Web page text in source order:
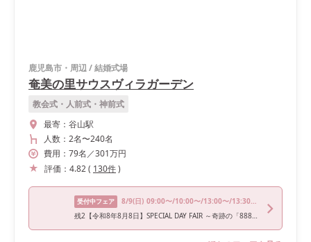
鹿児島市・周辺/結婚式場
奄美の里サウスヴィラガーデン
教会式・人前式・神前式
最寄： 谷山駅
人数： 2名〜240名
費用： 79名 ／301万円
評価： 4.82( 130件)
受付中フェア 8/9(日) 09:00〜/10:00〜/13:00〜/13:30〜/16:00〜
残2【令和8年8月8日】SPECIAL DAY FAIR ～奇跡の「888」に想いを繋ぐ、限定ブライダルフェア